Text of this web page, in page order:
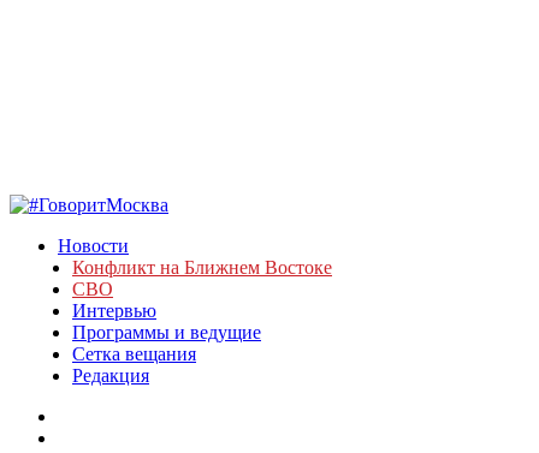
Новости
Конфликт на Ближнем Востоке
СВО
Интервью
Программы и ведущие
Сетка вещания
Редакция